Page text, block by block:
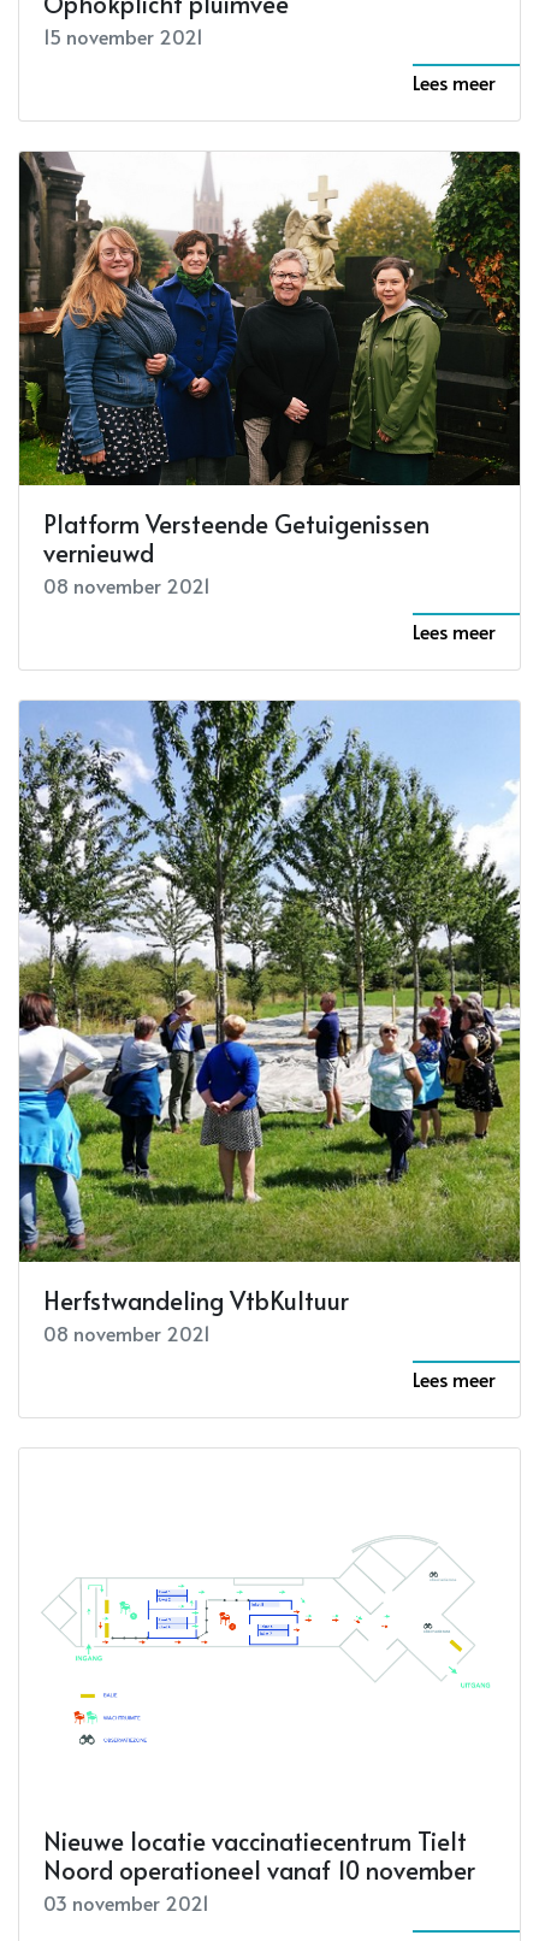
15 november 2021
Lees meer
Platform Versteende Getuigenissen
vernieuwd
08 november 2021
Lees meer
Herfstwandeling VtbKultuur
08 november 2021
Lees meer
Nieuwe locatie vaccinatiecentrum Tielt
Noord operationeel vanaf 10 november
03 november 2021